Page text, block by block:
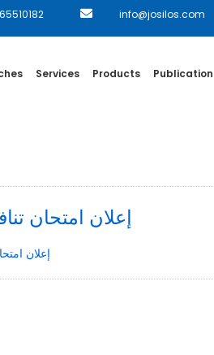
info@josilos.com
Services Products
إعلان امتحان
إعلان